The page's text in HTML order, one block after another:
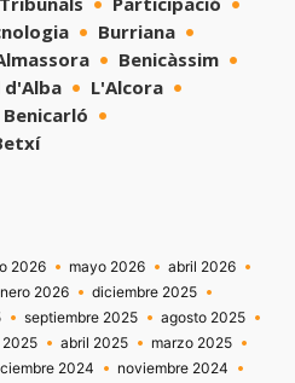
Burriana
Benicàssim
d'Alba
L'Alcora
Benicarló
2026 mayo 2026
abril 2026
2026
diciembre 2025
septiembre 2025
agosto 2025
2025 abril 2025
marzo 2025
2024
noviembre 2024